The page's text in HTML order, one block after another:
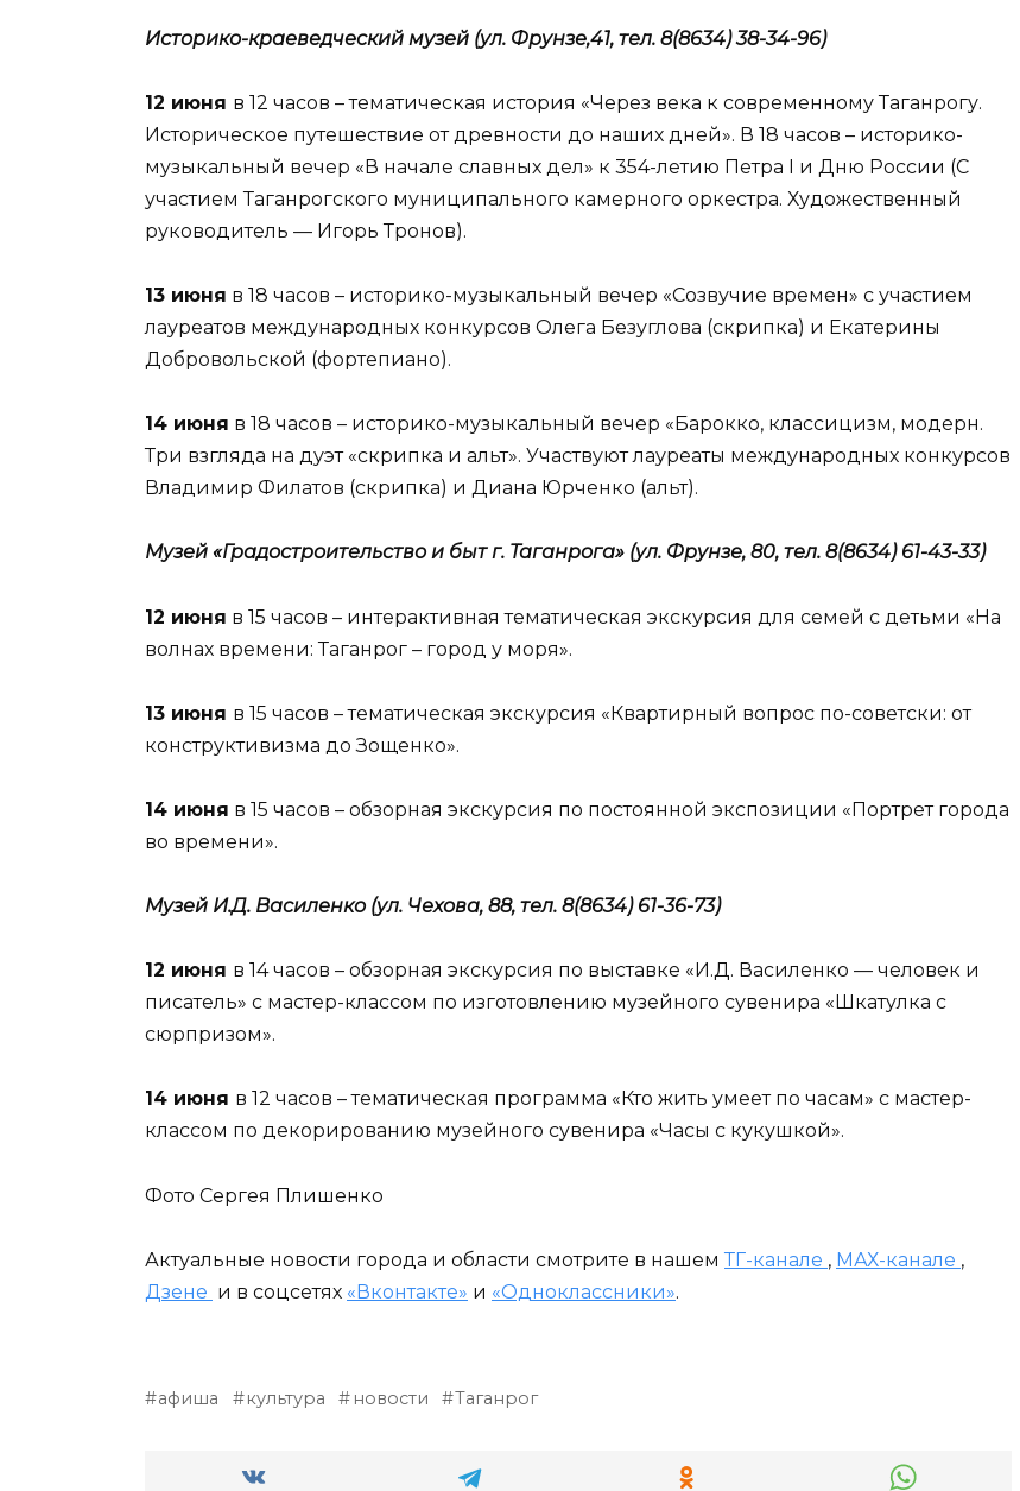
Историко-краеведческий музей (ул. Фрунзе,41, тел. 8(8634) 38-34-96)
12 июня в 12 часов – тематическая история «Через века к современному Таганрогу.
Историческое путешествие от древности до наших дней». В 18 часов – историко-
музыкальный вечер «В начале славных дел» к 354-летию Петра I и Дню России (С
участием Таганрогского муниципального камерного оркестра. Художественный
руководитель — Игорь Тронов).
13 июня в 18 часов – историко-музыкальный вечер «Созвучие времен» с участием
лауреатов международных конкурсов Олега Безуглова (скрипка) и Екатерины
Добровольской (фортепиано).
14 июня в 18 часов – историко-музыкальный вечер «Барокко, классицизм, модерн.
Три взгляда на дуэт «скрипка и альт». Участвуют лауреаты международных конкурсов
Владимир Филатов (скрипка) и Диана Юрченко (альт).
Музей «Градостроительство и быт г. Таганрога» (ул. Фрунзе, 80, тел. 8(8634) 61-43-33)
12 июня в 15 часов – интерактивная тематическая экскурсия для семей с детьми «На
волнах времени: Таганрог – город у моря».
13 июня в 15 часов – тематическая экскурсия «Квартирный вопрос по-советски: от
конструктивизма до Зощенко».
14 июня в 15 часов – обзорная экскурсия по постоянной экспозиции «Портрет города
во времени».
Музей И.Д. Василенко (ул. Чехова, 88, тел. 8(8634) 61-36-73)
12 июня в 14 часов – обзорная экскурсия по выставке «И.Д. Василенко — человек и
писатель» с мастер-классом по изготовлению музейного сувенира «Шкатулка с
сюрпризом».
14 июня в 12 часов – тематическая программа «Кто жить умеет по часам» с мастер-
классом по декорированию музейного сувенира «Часы с кукушкой».
Фото Сергея Плишенко
Актуальные новости города и области смотрите в нашем ТГ-канале , МАХ-канале ,
Дзене и в соцсетях «Вконтакте» и «Одноклассники».
афиша культура новости Таганрог